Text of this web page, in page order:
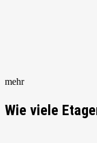
mehr
Wie viele